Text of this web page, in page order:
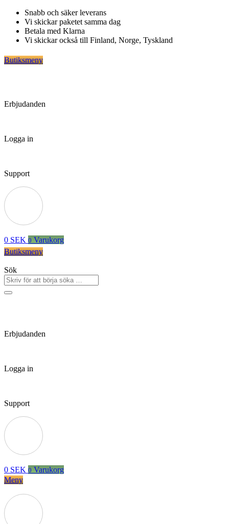
Hoppa
innehåll
Snabb och säker leverans
Vi skickar paketet samma dag
Betala med Klarna
Vi skickar också till Finland, Norge, Tyskland
Butiksmeny
Erbjudanden
Logga in
Support
0 SEK 0 Varukorg
Butiksmeny
Sök
Erbjudanden
Logga in
Support
0 SEK 0 Varukorg
Meny